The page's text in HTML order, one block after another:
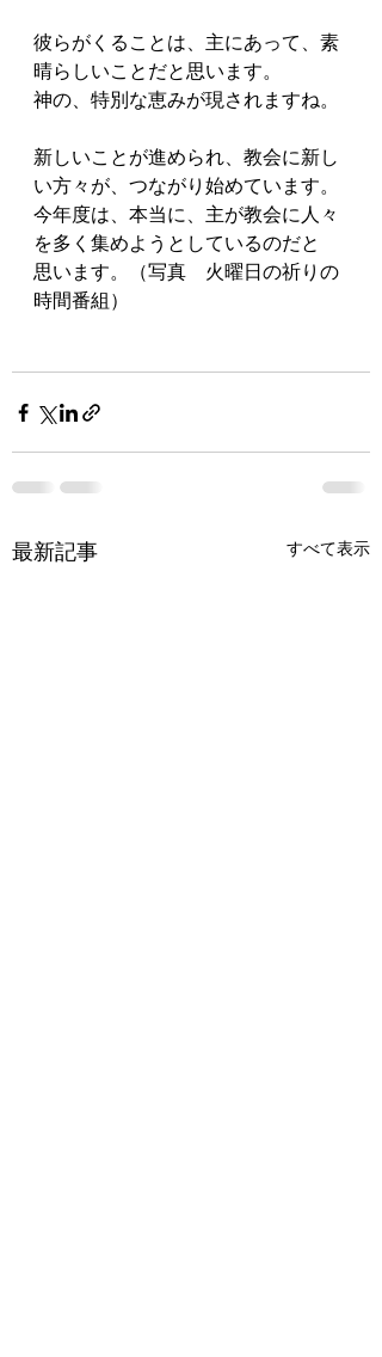
彼らがくることは、主にあって、素
晴らしいことだと思います。
神の、特別な恵みが現されますね。
新しいことが進められ、教会に新し
い方々が、つながり始めています。
今年度は、本当に、主が教会に人々
を多く集めようとしているのだと
思います。（写真　火曜日の祈りの
時間番組）
最新記事 すべて表示